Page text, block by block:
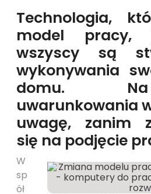
Technologia,
model pracy,
wszyscy są
wykonywania
domu.
uwarunkowania
uwagę, zanim
się na podjęcie
W
sp
ół